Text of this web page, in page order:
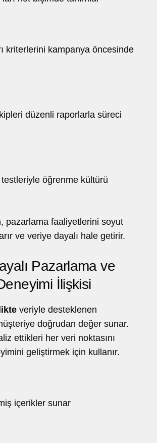
kriterlerini kampanya öncesinde
düzenli raporlarla süreci
testleriyle öğrenme kültürü
, pazarlama faaliyetlerini soyut
ve veriye dayalı hale getirir.
Pazarlama ve
İlişkisi
veriyle desteklenen
doğrudan değer sunar.
ettikleri her veri noktasını
geliştirmek için kullanır.
içerikler sunar